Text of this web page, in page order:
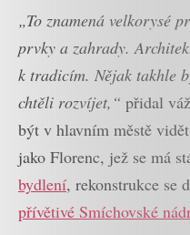
„To znamená velkorysé
prvky a zahrady.
k tradicím. Nějak takhle
chtěli rozvíjet,“ přidal
být v hlavním městě
jako Florenc, jež se má
bydlení, rekonstrukce se
přívětivé Smíchovské